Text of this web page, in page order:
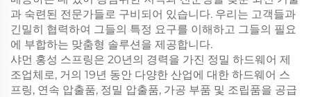
과 숙련된 전문가들로 구비되어 있습니다. 우리는 고객들과
긴밀히 협력하여 그들의 특정 요구를 이해하고 그들의 필요
에 부합하는 맞춤형 솔루션을 제공합니다.
샤먼 홍성 스프링은 20년의 경력을 가진 정밀 하드웨어 제
조업체로, 거의 19년 동안 다양한 산업에 대한 하드웨어 스
프링, 연속 압출품, 정밀 압출품, 가공 부품 및 조립품을 공급